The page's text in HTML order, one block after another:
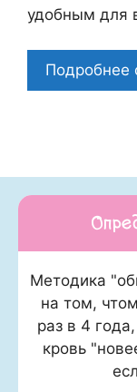
удобным для
Подробнее
Методика
на том,
раз в 4
кровь